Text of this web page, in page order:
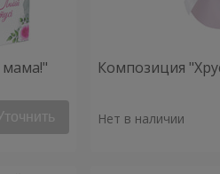
Композиция
Нет в наличии